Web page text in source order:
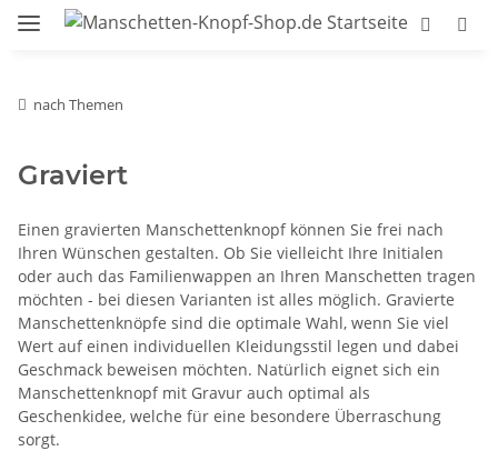
nach Themen
Graviert
Einen gravierten Manschettenknopf können Sie frei nach
Ihren Wünschen gestalten. Ob Sie vielleicht Ihre Initialen
oder auch das Familienwappen an Ihren Manschetten tragen
möchten - bei diesen Varianten ist alles möglich. Gravierte
Manschettenknöpfe sind die optimale Wahl, wenn Sie viel
Wert auf einen individuellen Kleidungsstil legen und dabei
Geschmack beweisen möchten. Natürlich eignet sich ein
Manschettenknopf mit Gravur auch optimal als
Geschenkidee, welche für eine besondere Überraschung
sorgt.